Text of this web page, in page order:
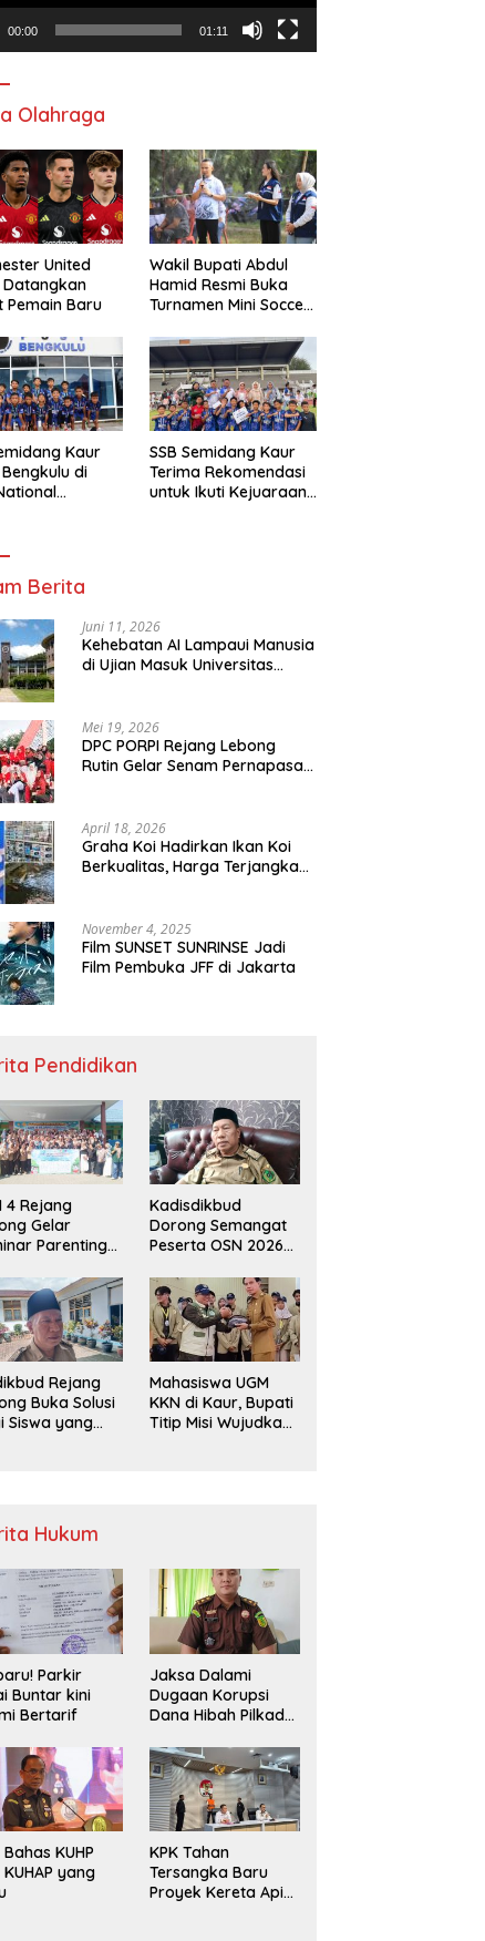
00:00 01:11
Olahraga
United
Datangkan
Pemain Baru
Wakil Bupati Abdul
Hamid Resmi Buka
Turnamen Mini Soccer
Kaur
di
SSB Semidang Kaur
Terima Rekomendasi
untuk Ikuti Kejuaraan
Berita
Juni 11, 2026
Kehebatan AI Lampaui Manusia
di Ujian Masuk Universitas
Mei 19, 2026
DPC PORPI Rejang Lebong
Rutin Gelar Senam Pernapasan
April 18, 2026
Graha Koi Hadirkan Ikan Koi
Berkualitas, Harga Terjangkau
November 4, 2025
Film SUNSET SUNRINSE Jadi
Film Pembuka JFF di Jakarta
Pendidikan
4 Rejang
Gelar
Parenting
Patut
Contoh
Kadisdikbud
Dorong Semangat
Peserta OSN 2026
Rejang
Buka Solusi
Siswa yang
Mahasiswa UGM
KKN di Kaur, Bupati
Titip Misi Wujudkan
Hukum
Parkir
Buntar kini
Bertarif
Jaksa Dalami
Dugaan Korupsi
Dana Hibah Pilkada
Kaur
Bahas KUHP
yang
KPK Tahan
Tersangka Baru
Proyek Kereta Api